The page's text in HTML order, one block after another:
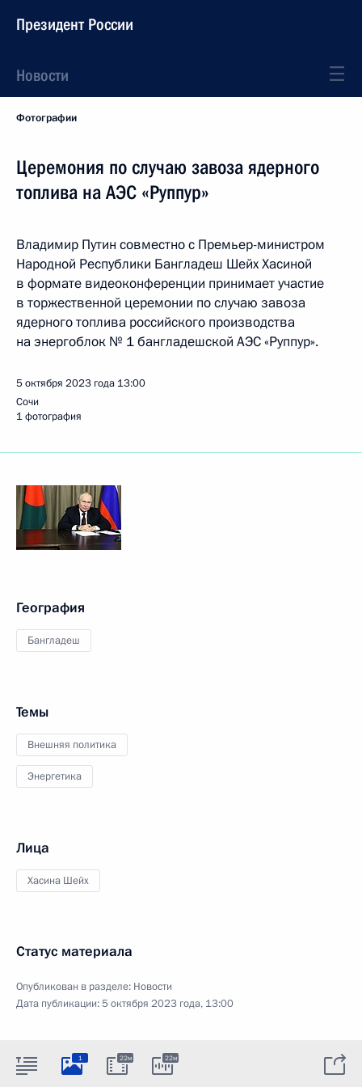
Президент России
Новости
Фотографии
Церемония по случаю завоза ядерного
топлива на АЭС «Руппур»
Владимир Путин совместно с Премьер-министром
Народной Республики Бангладеш Шейх Хасиной
в формате видеоконференции принимает участие
в торжественной церемонии по случаю завоза
ядерного топлива российского производства
на энергоблок № 1 бангладешской АЭС «Руппур».
5 октября 2023 года 13:00
Сочи
1 фотография
География
Бангладеш
Темы
Внешняя политика
Энергетика
Лица
Хасина Шейх
Статус материала
Опубликован в разделе: Новости
Дата публикации:5 октября 2023 года, 13:00
1 22м 22м